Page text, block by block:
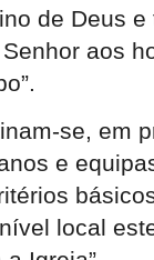
de Deus
aos
se, em
e
local